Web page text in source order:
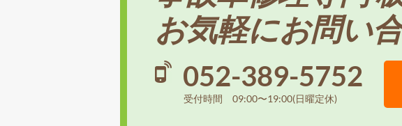
お気軽にお問い
052-389-5752
受付時間 09:00〜19:00(日曜定休)